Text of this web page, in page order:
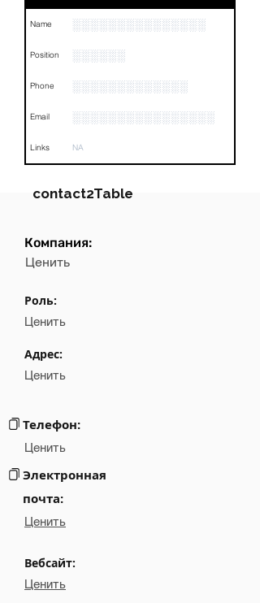
Name ░░░░░░░░░░░░░░░
Position ░░░░░░
Phone ░░░░░░░░░░░░░
Email ░░░░░░░░░░░░░░░░
Links NA
contact2Table
Field
Email
Компания:
Ценить
Роль:
Ценить
Адрес:
Ценить
Телефон:
Ценить
Электронная
почта:
Ценить
Вебсайт:
Ценить